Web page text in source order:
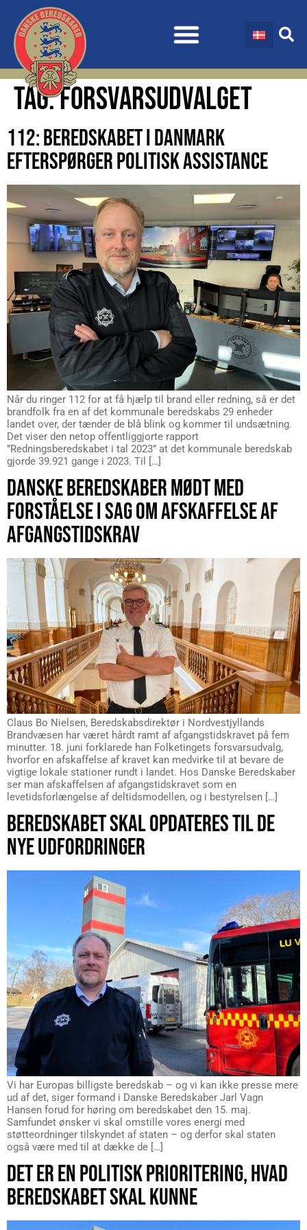
TAG:FORSVARSUDVALGET
112: BEREDSKABET I DANMARK
EFTERSPØRGER POLITISK ASSISTANCE
Når du ringer 112 for at få hjælp til brand eller redning, så er det
brandfolk fra en af det kommunale beredskabs 29 enheder
landet over, der tænder de blå blink og kommer til undsætning.
Det viser den netop offentliggjorte rapport
”Redningsberedskabet i tal 2023” at det kommunale beredskab
gjorde 39.921 gange i 2023. Til […]
DANSKE BEREDSKABER MØDT MED
FORSTÅELSE I SAG OM AFSKAFFELSE AF
AFGANGSTIDSKRAV
Claus Bo Nielsen, Beredskabsdirektør i Nordvestjyllands
Brandvæsen har været hårdt ramt af afgangstidskravet på fem
minutter. 18. juni forklarede han Folketingets forsvarsudvalg,
hvorfor en afskaffelse af kravet kan medvirke til at bevare de
vigtige lokale stationer rundt i landet. Hos Danske Beredskaber
ser man afskaffelsen af afgangstidskravet som en
levetidsforlængelse af deltidsmodellen, og i bestyrelsen […]
BEREDSKABET SKAL OPDATERES TIL DE
NYE UDFORDRINGER
Vi har Europas billigste beredskab – og vi kan ikke presse mere
ud af det, siger formand i Danske Beredskaber Jarl Vagn
Hansen forud for høring om beredskabet den 15. maj.
Samfundet ønsker vi skal omstille vores energi med
støtteordninger tilskyndet af staten – og derfor skal staten
også være med til at dække de […]
DET ER EN POLITISK PRIORITERING, HVAD
BEREDSKABET SKAL KUNNE